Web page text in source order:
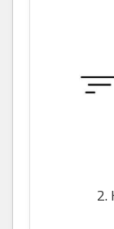
2.